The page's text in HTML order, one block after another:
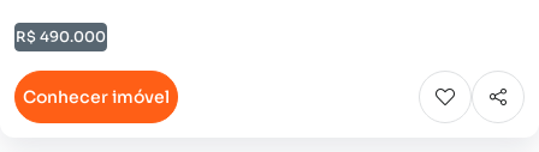
R$ 490.000
Conhecer imóvel